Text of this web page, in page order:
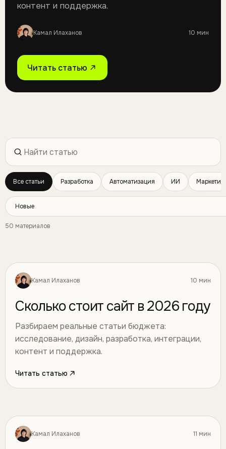
контент и поддержка.
Камал Илаханов 10 мин
Читать статью
Все статьи Разработка Автоматизация ИИ
50 материалов
Разработка 01
Камал Илаханов 10 мин
Сколько стоит сайт в 2026 году
Разбираем реальные статьи бюджета:
исследование, дизайн, разработка, интеграции,
контент и поддержка.
Читать статью
Разработка 02
Камал Илаханов 11 мин